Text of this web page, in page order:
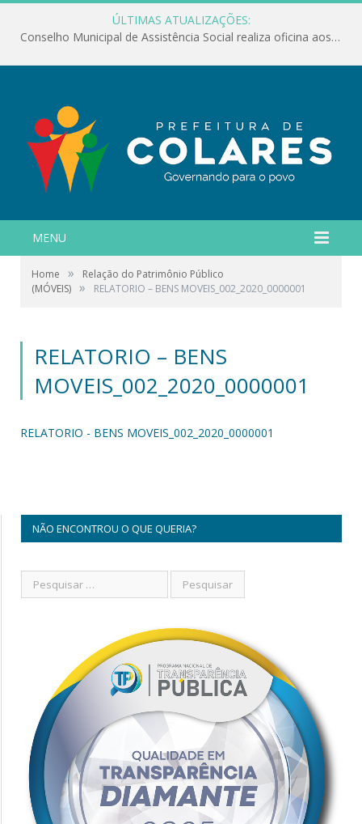
ÚLTIMAS ATUALIZAÇÕES:
Conselho Municipal de Assistência Social realiza oficina aos servidores
MENU
Home »
Relação do Patrimônio Público
(MÓVEIS) » RELATORIO – BENS MOVEIS_002_2020_0000001
RELATORIO – BENS
MOVEIS_002_2020_0000001
RELATORIO - BENS MOVEIS_002_2020_0000001
NÃO ENCONTROU O QUE QUERIA?